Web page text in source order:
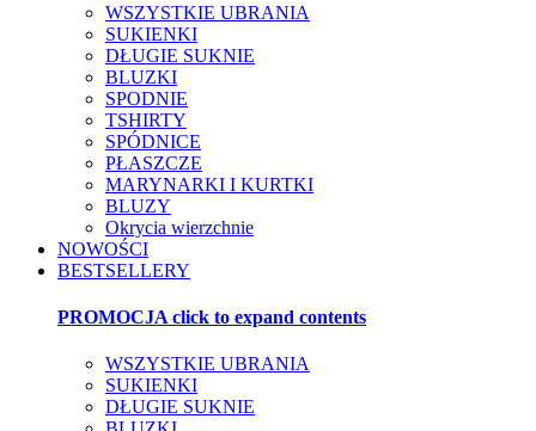
WSZYSTKIE UBRANIA
SUKIENKI
DŁUGIE SUKNIE
BLUZKI
SPODNIE
TSHIRTY
SPÓDNICE
PŁASZCZE
MARYNARKI I KURTKI
BLUZY
Okrycia wierzchnie
NOWOŚCI
BESTSELLERY
PROMOCJA click to expand contents
WSZYSTKIE UBRANIA
SUKIENKI
DŁUGIE SUKNIE